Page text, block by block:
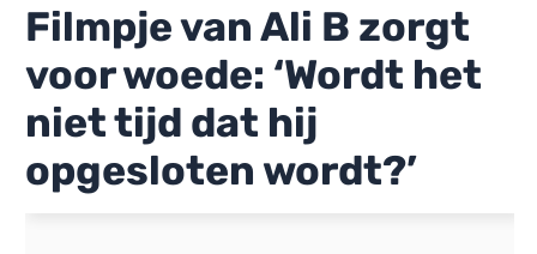
Filmpje van Ali B zorgt
voor woede: ‘Wordt het
niet tijd dat hij
opgesloten wordt?’